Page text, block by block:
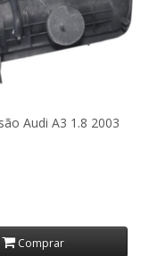
Audi A3 1.8 2003
Comprar